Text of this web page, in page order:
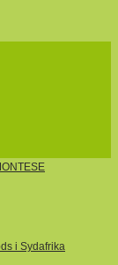
i Sydafrika